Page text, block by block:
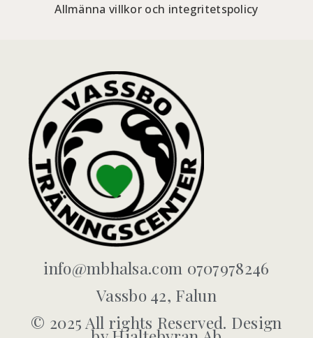
Allmänna villkor och integritetspolicy
info@mbhalsa.com 0707978246
Vassbo 42, Falun
© 2025 All rights Reserved. Design